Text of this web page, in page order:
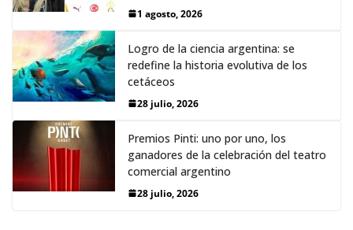
1 agosto, 2026
Logro de la ciencia argentina: se
redefine la historia evolutiva de los
cetáceos
28 julio, 2026
Premios Pinti: uno por uno, los
ganadores de la celebración del teatro
comercial argentino
28 julio, 2026